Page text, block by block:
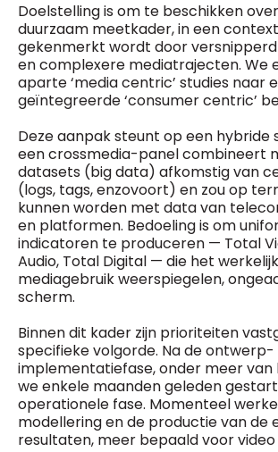
Doelstelling is om te beschikken
duurzaam meetkader, in een
gekenmerkt wordt door
en complexere mediatrajecten. We
aparte ‘media centric’ studies naar
geïntegreerde ‘consumer centric’
Deze aanpak steunt op een hybride
een crossmedia-panel combineert
datasets (big data) afkomstig van
(logs, tags, enzovoort) en zou op
kunnen worden met data van
en platformen. Bedoeling is om
indicatoren te produceren — Total
Audio, Total Digital — die het
mediagebruik weerspiegelen,
scherm.
Binnen dit kader zijn prioriteiten
specifieke volgorde. Na de ontwerp-
implementatiefase, onder meer van
we enkele maanden geleden
operationele fase. Momenteel
modellering en de productie van de
resultaten, meer bepaald voor video